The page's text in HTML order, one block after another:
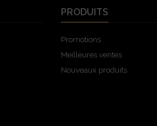
PRODUITS
Promotions
Meilleures ventes
Nouveaux produits